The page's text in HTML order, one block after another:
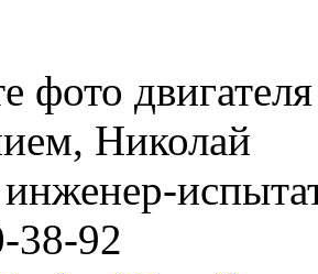
фото
Николай
инженер-
38-92